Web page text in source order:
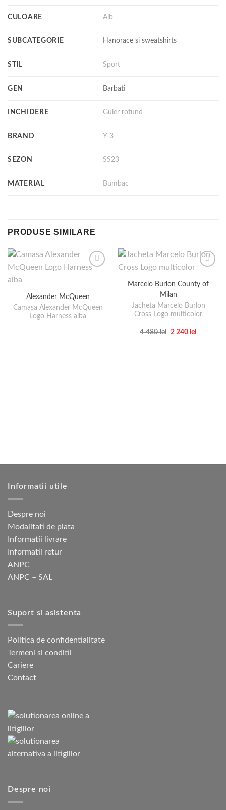
CULOARE Alb
SUBCATEGORIE Hanorace si sweatshirts
STIL Sport
GEN Barbati
INCHIDERE Guler rotund
BRAND Y-3
SEZON SS23
MATERIAL Bumbac
PRODUSE SIMILARE
Alexander McQueen
Camasa Alexander McQueen
Logo Harness alba
Marcelo Burlon County of
Milan
Jacheta Marcelo Burlon
Cross Logo multicolor
4 480lei
Prețul
2 240 lei
Informatii utile
Despre noi
Modalitati de plata
Informatii livrare
Informatii retur
ANPC
ANPC – SAL
Suport si asistenta
Politica de confidentialitate
Termeni si conditii
Cariere
Contact
Despre noi